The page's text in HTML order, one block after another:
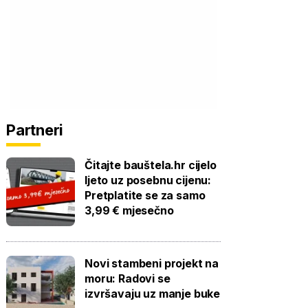
Partneri
Čitajte bauštela.hr cijelo
ljeto uz posebnu cijenu:
Pretplatite se za samo
3,99 € mjesečno
Novi stambeni projekt na
moru: Radovi se
izvršavaju uz manje buke